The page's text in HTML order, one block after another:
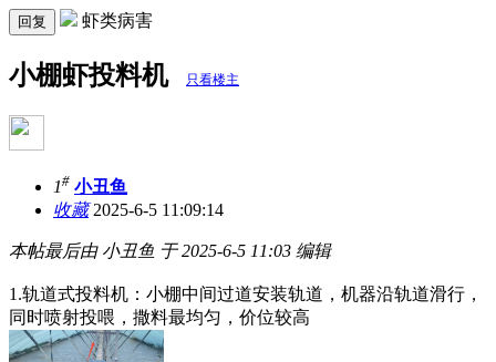
回复 虾类病害
小棚虾投料机 只看楼主
1# 小丑鱼
收藏2025-6-5 11:09:14
本帖最后由 小丑鱼 于 2025-6-5 11:03 编辑
1.轨道式投料机：小棚中间过道安装轨道，机器沿轨道滑行，
同时喷射投喂，撒料最均匀，价位较高